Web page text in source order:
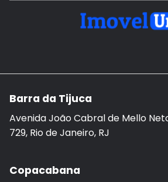
Barra da Tijuca
Avenida João Cabral de Mello
729, Rio de Janeiro, RJ
Copacabana